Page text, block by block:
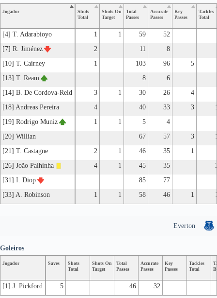
Jogador
Shots
Total
Shots On
Target
Total
Passes
Accurate
Passes
Key
Passes
Tackles
Total
[4] T. Adarabioyo 1 1 59
52
[7] R. Jiménez
2 11
8
[10] T. Cairney
1 103 96
5
[13] T. Ream
8
6
[14] B. De Cordova-Reid
3 1 30 26
4
[18] Andreas Pereira
4 40 33 3
[19] Rodrigo Muniz
1 1 5
4
[20] Willian
67 57 3
[21] T. Castagne
2 1 46 35
1
[26] João Palhinha
4 1 45 35
[31] I. Diop
85
77
[33] A. Robinson
1 1 58 46 1
Everton
Jogador Saves
Shots
Total
Shots On
Target
Total
Passes
Accurate
Passes
Key
Passes
Tackles
Total
[1] J. Pickford 5 46 32
Goleiros